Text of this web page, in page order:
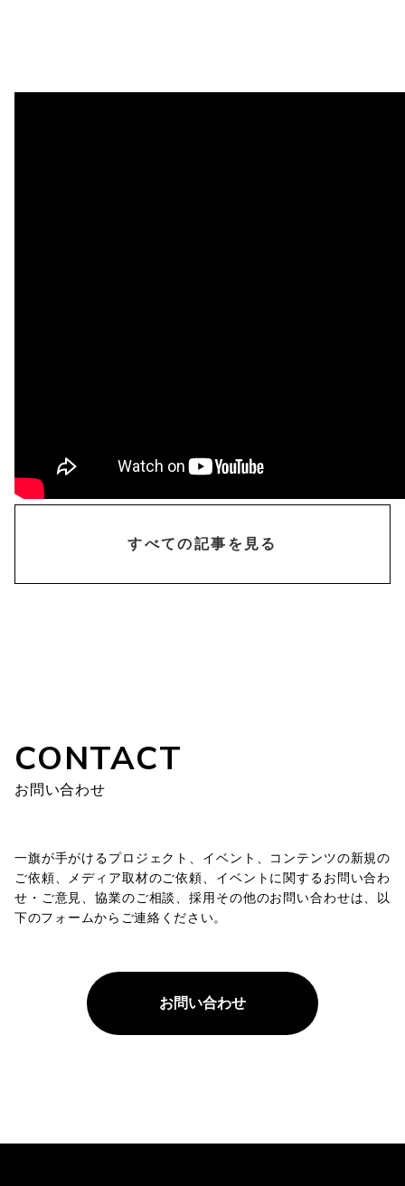
すべての記事を見る
CONTACT
お問い合わせ
一旗が手がけるプロジェクト、イベント、コンテンツの新規の
ご依頼、メディア取材のご依頼、イベントに関するお問い合わ
せ・ご意見、協業のご相談、採用その他のお問い合わせは、以
下のフォームからご連絡ください。
お問い合わせ